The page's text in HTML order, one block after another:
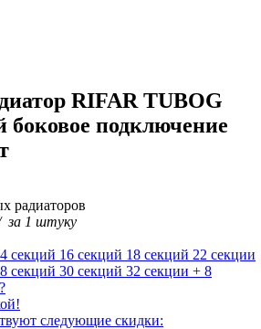
RIFAR TUBOG
боковое подключение
радиаторов
за 1 штуку
секций 16 секций 18 секций 22 секции
секций 30 секций 32 секции + 8
следующие скидки: